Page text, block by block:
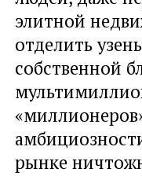
элитной
отделить
собственной
рынке